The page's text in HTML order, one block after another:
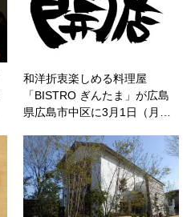
和洋折衷楽しめる料理屋
「BISTRO ぎんたま」が広島
県広島市中区に3月1日（月…